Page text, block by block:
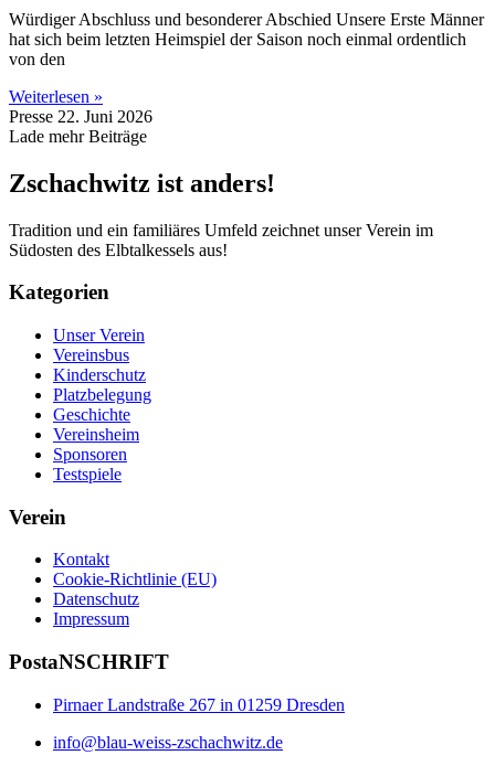
Würdiger Abschluss und besonderer Abschied Unsere Erste Männer
hat sich beim letzten Heimspiel der Saison noch einmal ordentlich
von den
Weiterlesen »
Presse 22. Juni 2026
Lade mehr Beiträge
Zschachwitz ist anders!
Tradition und ein familiäres Umfeld zeichnet unser Verein im
Südosten des Elbtalkessels aus!
Kategorien
Unser Verein
Vereinsbus
Kinderschutz
Platzbelegung
Geschichte
Vereinsheim
Sponsoren
Testspiele
Verein
Kontakt
Cookie-Richtlinie (EU)
Datenschutz
Impressum
PostaNSCHRIFT
Pirnaer Landstraße 267 in 01259 Dresden
info@blau-weiss-zschachwitz.de